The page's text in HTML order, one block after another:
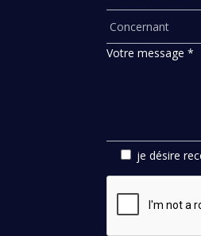
Votre message *
je désire